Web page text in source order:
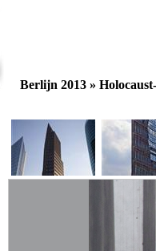
Berlijn 2013 »